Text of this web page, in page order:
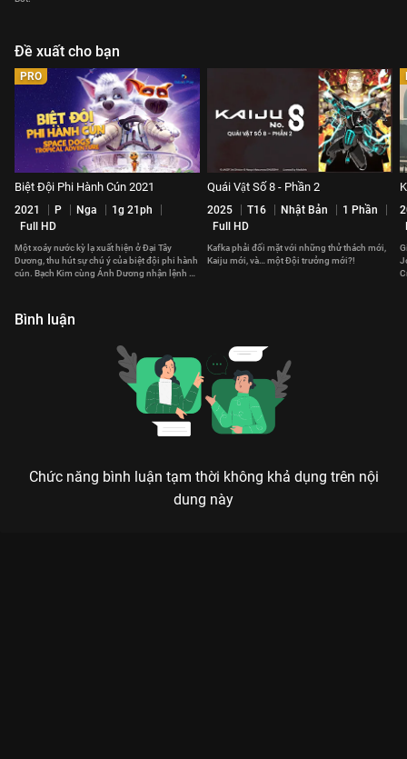
Đề xuất cho bạn
PRO
Biệt Đội Phi Hành Cún 2021
2021 P Nga
1g 21ph
Full HD
Một xoáy nước kỳ lạ xuất hiện ở Đại Tây
Dương, thu hút sự chú ý của biệt đội phi hành
cún. Bạch Kim cùng Ánh Dương nhận lệnh đi
Quái Vật Số 8 - Phần 2
2025 T16 Nhật Bản
1 Phần
Full HD
Kafka phải đối mặt với những thử thách mới,
Kaiju mới, và… một Đội trưởng mới?!
Bình luận
Chức năng bình luận tạm thời không khả dụng trên nội
dung này